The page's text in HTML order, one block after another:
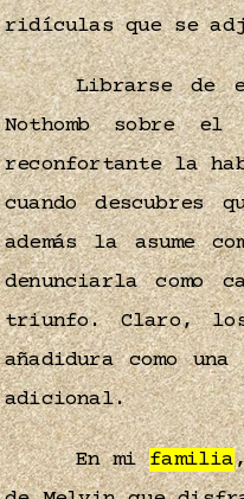
ridículas que se
Librarse de
Nothomb sobre
reconfortante la
cuando
además la asume
denunciarla
triunfo. Claro,
añadidura como
adicional.
En mifamilia